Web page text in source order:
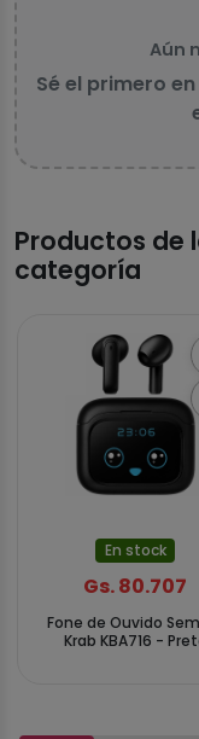
Aún
Sé el primero
Productos de
categoría
En stock
Gs. 80.707
Fone de Ouvido
Krab KBA716 -